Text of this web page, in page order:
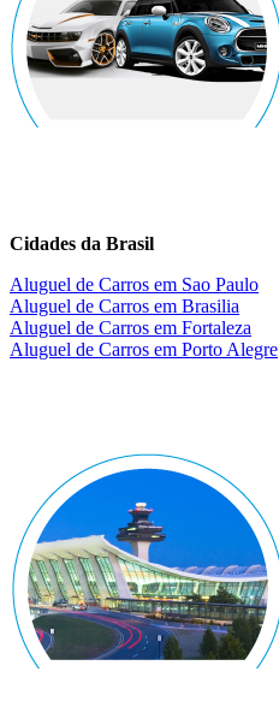
Cidades da Brasil
Aluguel de Carros em Sao Paulo
Aluguel de Carros em Brasilia
Aluguel de Carros em Fortaleza
Aluguel de Carros em Porto Alegre